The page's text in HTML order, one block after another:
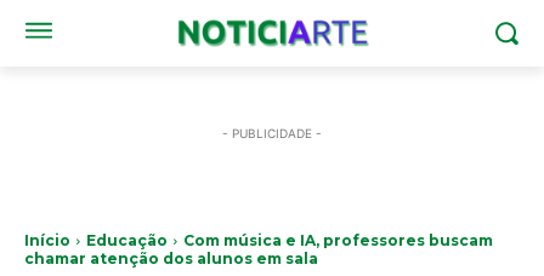
- PUBLICIDADE -
Início Educação
Com música e IA, professores buscam
chamar atenção dos alunos em sala